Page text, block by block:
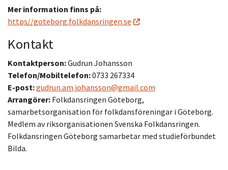
Mer information finns på:
https//goteborg.folkdansringen.se
Kontakt
Kontaktperson:Gudrun Johansson
Telefon/Mobiltelefon:0733 267334
E-post:gudrun.am.johansson@gmail.com
Arrangörer: Folkdansringen Göteborg,
samarbetsorganisation för folkdansföreningar i Göteborg.
Medlem av riksorganisationen Svenska Folkdansringen.
Folkdansringen Göteborg samarbetar med studieförbundet
Bilda.